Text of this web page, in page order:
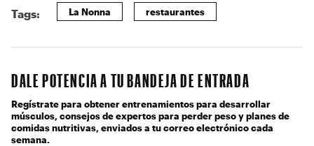
Tags: La Nonna restaurantes
DALE POTENCIA A TU BANDEJA DE ENTRADA
Regístrate para obtener entrenamientos para desarrollar
músculos, consejos de expertos para perder peso y planes de
comidas nutritivas, enviados a tu correo electrónico cada
semana.